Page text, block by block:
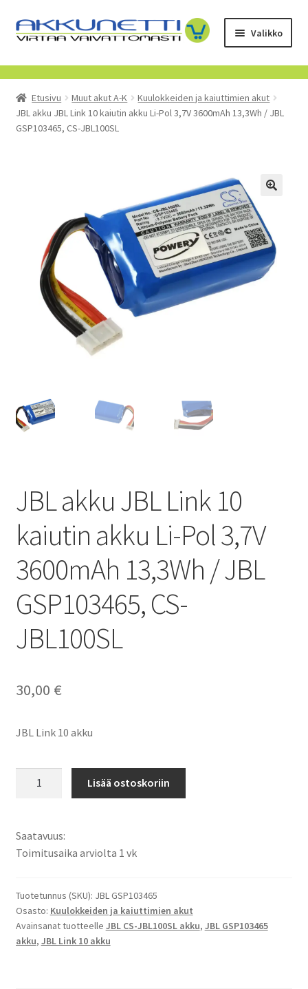
Siirry
navigointiin
Siirry
sisältöön
Valikko
Kauppa
Tietoa meistä
POISTUVAT TUOTTEET
Etusivu Muut akut A-K
Kuulokkeiden ja kaiuttimien akut
JBL akku JBL Link 10 kaiutin akku Li-Pol 3,7V 3600mAh 13,3Wh / JBL
GSP103465, CS-JBL100SL
JBL akku JBL Link 10
kaiutin akku Li-Pol 3,7V
3600mAh 13,3Wh / JBL
GSP103465, CS-
JBL100SL
30,00 €
JBL Link 10 akku
10
kaiutin
Li-
Pol
3,7V
3600mAh
Lisää ostoskoriin
Saatavuus:
Toimitusaika arviolta 1 vk
Tuotetunnus (SKU): JBL GSP103465
Osasto: Kuulokkeiden ja kaiuttimien akut
Avainsanat tuotteelle JBL CS-JBL100SL akku, JBL GSP103465
akku, JBL Link 10 akku